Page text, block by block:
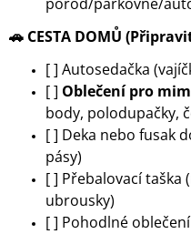
🚗 CESTA DOMŮ
[ ] Autosedačka
[ ] Oblečení pro
body, polodupačky,
[ ] Deka nebo fusak
pásy)
[ ] Přebalovací taška
ubrousky)
[ ] Pohodlné